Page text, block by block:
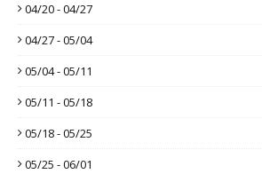
04/20 - 04/27
04/27 - 05/04
05/04 - 05/11
05/11 - 05/18
05/18 - 05/25
05/25 - 06/01